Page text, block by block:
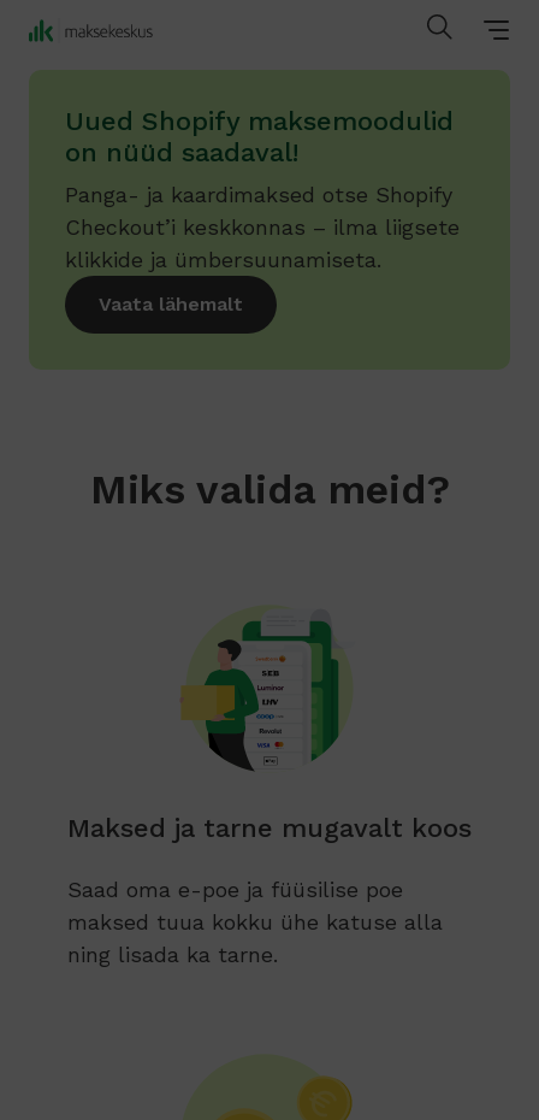
Uued Shopify maksemoodulid
on nüüd saadaval!
Panga- ja kaardimaksed otse Shopify
Checkout’i keskkonnas – ilma liigsete
klikkide ja ümbersuunamiseta.
Vaata lähemalt
Miks valida meid?
Maksed ja tarne mugavalt koos
Saad oma e-poe ja füüsilise poe
maksed tuua kokku ühe katuse alla
ning lisada ka tarne.